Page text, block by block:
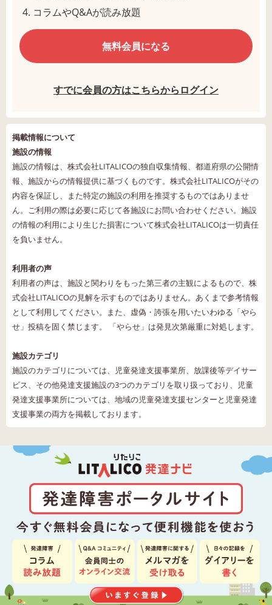
コラムやQ&Aが読み放題
無料会員になる
すでに会員の方はこちらからログイン
掲載情報について
施設の情報
施設の情報は、株式会社LITALICOの独自収集情報、都道府県の公開情
報、施設からの情報提供に基づくものです。株式会社LITALICOがその
内容を保証し、また特定の施設の利用を推奨するものではありませ
ん。ご利用の際は必要に応じて各施設にお問い合わせください。施設
の情報の利用により生じた損害について株式会社LITALICOは一切責任
を負いません。
利用者の声
利用者の声は、施設と関わりをもった第三者の主観によるもので、株
式会社LITALICOの見解を示すものではありません。あくまで参考情報
として利用してください。また、虚偽・誇張を用いたいわゆる「やら
せ」投稿を固く禁じます。 「やらせ」は発見次第厳重に対処します。
施設カテゴリ
施設のカテゴリについては、児童発達支援事業所、放課後等デイサー
ビス、その他発達支援施設の3つのカテゴリを取り扱っており、児童
発達支援事業所については、地域の児童発達支援センターと児童発達
支援事業の両方を掲載しております。